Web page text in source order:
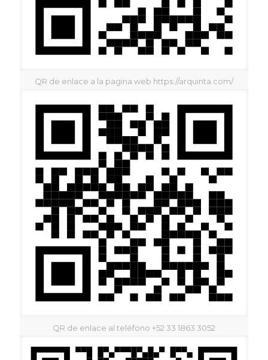
QR de enlace a la pagina web https://arquinta.com/
QR de enlace al teléfono +52 33 1863 3052